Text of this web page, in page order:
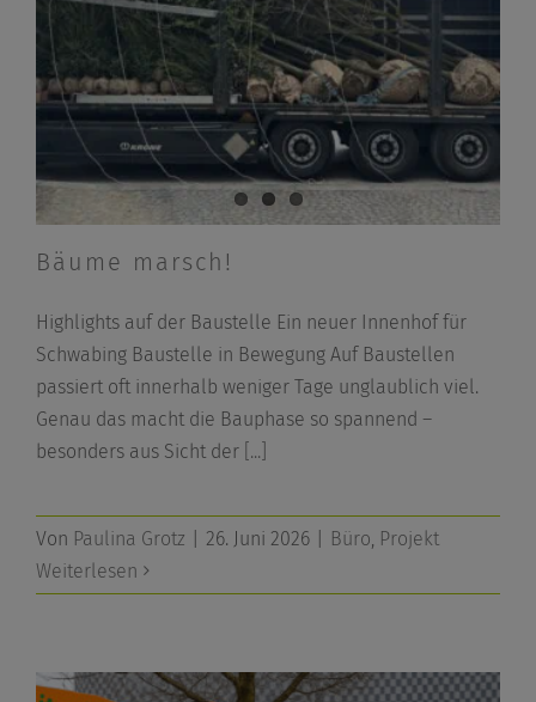
Bäume marsch!
Highlights auf der Baustelle Ein neuer Innenhof für
Schwabing Baustelle in Bewegung Auf Baustellen
passiert oft innerhalb weniger Tage unglaublich viel.
Genau das macht die Bauphase so spannend –
besonders aus Sicht der [...]
Von Paulina Grotz 26. Juni 2026 Büro, Projekt
Weiterlesen